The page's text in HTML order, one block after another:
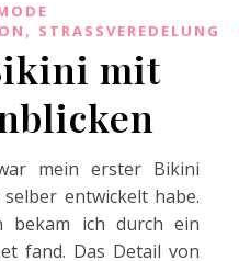
, STRASSVEREDELUNG
mit
mein erster Bikini
entwickelt habe.
bekam ich durch ein
fand. Das Detail von